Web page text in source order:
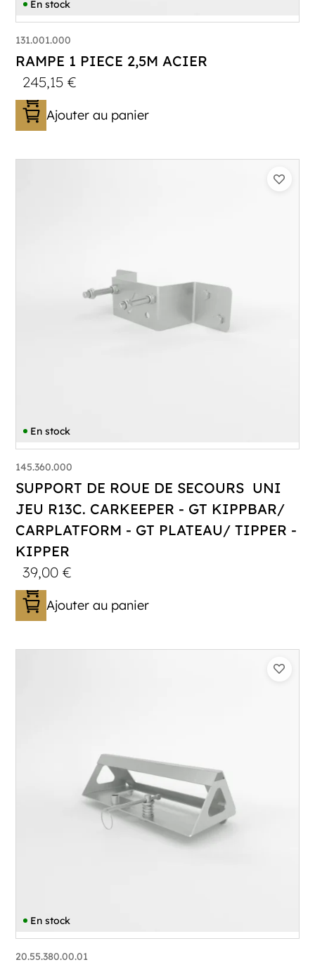
En stock
131.001.000
RAMPE 1 PIECE 2,5M ACIER
245,15€
Ajouter au panier
En stock
145.360.000
SUPPORT DE ROUE DE SECOURS UNI
JEU R13C. CARKEEPER - GT KIPPBAR/
CARPLATFORM - GT PLATEAU/ TIPPER -
KIPPER
39,00€
Ajouter au panier
En stock
20.55.380.00.01